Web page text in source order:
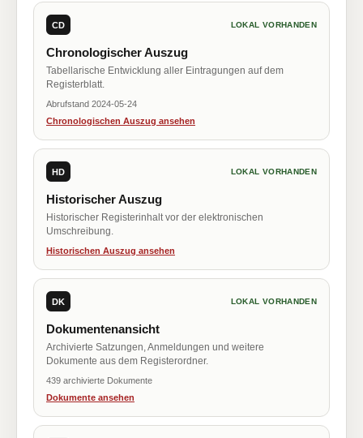
CD LOKAL VORHANDEN
Chronologischer Auszug
Tabellarische Entwicklung aller Eintragungen auf dem
Registerblatt.
Abrufstand 2024-05-24
Chronologischen Auszug ansehen
HD LOKAL VORHANDEN
Historischer Auszug
Historischer Registerinhalt vor der elektronischen
Umschreibung.
Historischen Auszug ansehen
DK LOKAL VORHANDEN
Dokumentenansicht
Archivierte Satzungen, Anmeldungen und weitere
Dokumente aus dem Registerordner.
439 archivierte Dokumente
Dokumente ansehen